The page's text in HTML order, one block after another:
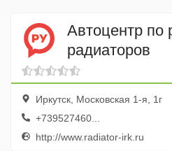
Автоцентр по
радиаторов
Иркутск, Московская 1-я, 1г
+739527460...
http://www.radiator-irk.ru